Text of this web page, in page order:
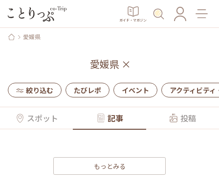
ガイド・マガジン
愛媛県
愛媛県 ×
絞り込む たびレポ イベント アクティビティ
スポット 記事 投稿
もっとみる